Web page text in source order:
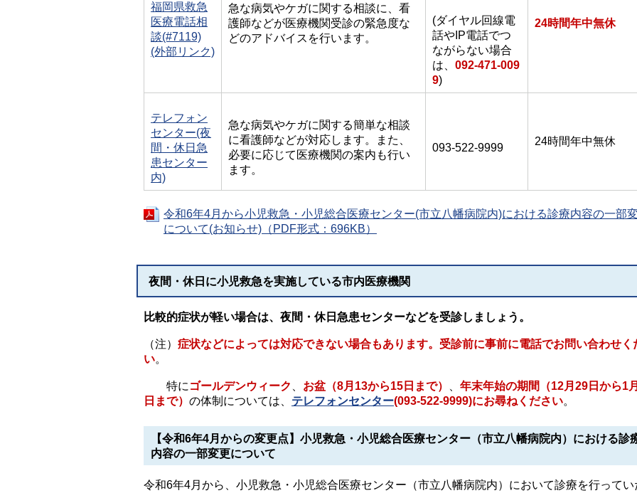
福岡県救急
医療電話相
談(#7119)
(外部リンク)
急な病気やケガに関する相談に、看
護師などが医療機関受診の緊急度な
どのアドバイスを行います。
(ダイヤル回線電
話やIP電話でつ
ながらない場合
は、 092-471-009
9)
24時間年中無休
テレフォン
センター(夜
間・休日急
患センター
内)
急な病気やケガに関する簡単な相談
に看護師などが対応します。また、
必要に応じて医療機関の案内も行い
ます。
093-522-9999
24時間年中無休
令和6年4月から小児救急・小児総合医療センター(市立八幡病院内)における診療内容の一部
について(お知らせ)（PDF形式：696KB）
夜間・休日に小児救急を実施している市内医療機関
比較的症状が軽い場合は、夜間・休日急患センターなどを受診しましょう。
（注） 症状などによっては対応できない場合もあります。受診前に事前に電話でお問い合わせく
い。
特に ゴールデンウィーク お盆（8月13から15日まで）
年末年始の期間（12月29日から1
日まで） の体制については、 テレフォンセンター(093-522-9999)にお尋ねください。
【令和6年4月からの変更点】小児救急・小児総合医療センター（市立八幡病院内）における診
内容の一部変更について
令和6年4月から、小児救急・小児総合医療センター（市立八幡病院内）において診療を行ってい